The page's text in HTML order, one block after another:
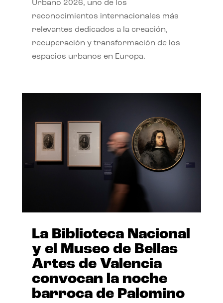
Urbano 2026, uno de los
reconocimientos internacionales más
relevantes dedicados a la creación,
recuperación y transformación de los
espacios urbanos en Europa.
La Biblioteca Nacional
y el Museo de Bellas
Artes de Valencia
convocan la noche
barroca de Palomino